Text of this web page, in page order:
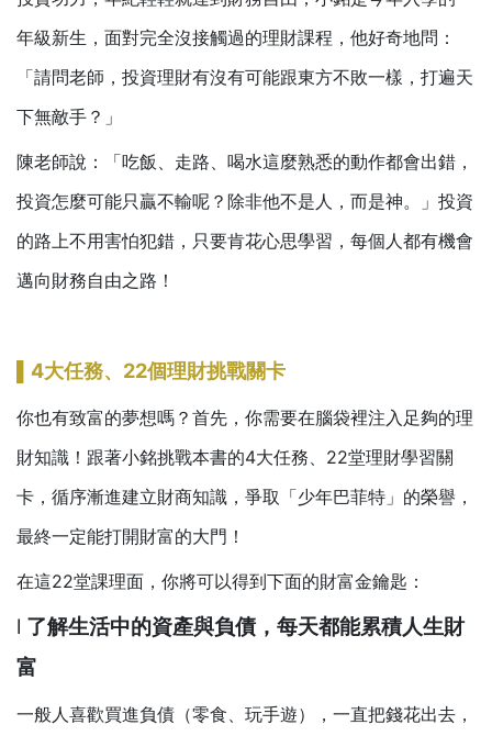
年級新生，面對完全沒接觸過的理財課程，他好奇地問：
「請問老師，投資理財有沒有可能跟東方不敗一樣，打遍天
下無敵手？」
陳老師說：「吃飯、走路、喝水這麼熟悉的動作都會出錯，
投資怎麼可能只贏不輸呢？除非他不是人，而是神。」投資
的路上不用害怕犯錯，只要肯花心思學習，每個人都有機會
邁向財務自由之路！
4大任務、 22個理財挑戰關卡
你也有致富的夢想嗎？首先，你需要在腦袋裡注入足夠的理
財知識！跟著小銘挑戰本書的4大任務、22堂理財學習關
卡，循序漸進建立財商知識，爭取「少年巴菲特」的榮譽，
最終一定能打開財富的大門！
在這22堂課理面，你將可以得到下面的財富金鑰匙：
l 了解生活中的資產與負債，每天都能累積人生財
富
一般人喜歡買進負債（零食、玩手遊），一直把錢花出去，